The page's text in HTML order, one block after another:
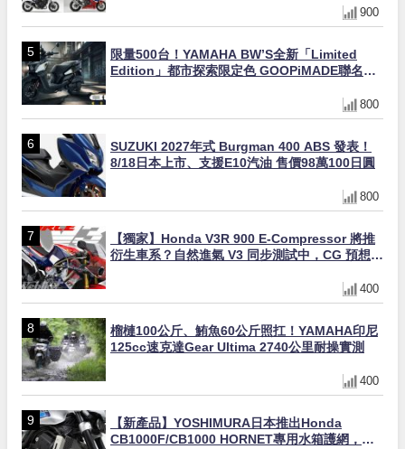
900
限量500台！YAMAHA BW’S全新「Limited
Edition」都市探索限定色 GOOPiMADE聯名包
800
SUZUKI 2027年式 Burgman 400 ABS 發表！
8/18日本上市、支援E10汽油 售價98萬100日圓
800
【獨家】Honda V3R 900 E-Compressor 將推
衍生車系？自然進氣 V3 同步測試中，CG 預想曝
400
榴槤100公斤、鮪魚60公斤照扛！YAMAHA印尼
125cc速克達Gear Ultima 2740公里耐操實測
400
【新產品】YOSHIMURA日本推出Honda
CB1000F/CB1000 HORNET專用水箱護網，六